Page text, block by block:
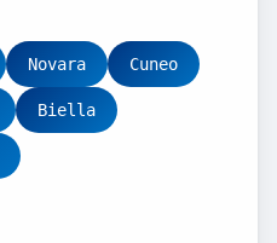
Novara Cuneo
Biella